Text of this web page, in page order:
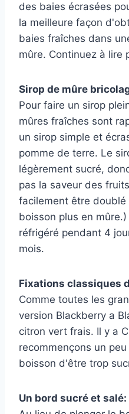
des baies écrasées
la meilleure façon
baies fraîches dans
mûre. Continuez à lire
Sirop de mûre
Pour faire un sirop
mûres fraîches sont
un sirop simple et
pomme de terre. Le
légèrement sucré,
pas la saveur des
facilement être doublé
boisson plus en
réfrigéré pendant 4
mois.
Fixations classiques
Comme toutes les
version Blackberry a
citron vert frais. Il y a
recommençons un
boisson d'être trop
Un bord sucré et salé: